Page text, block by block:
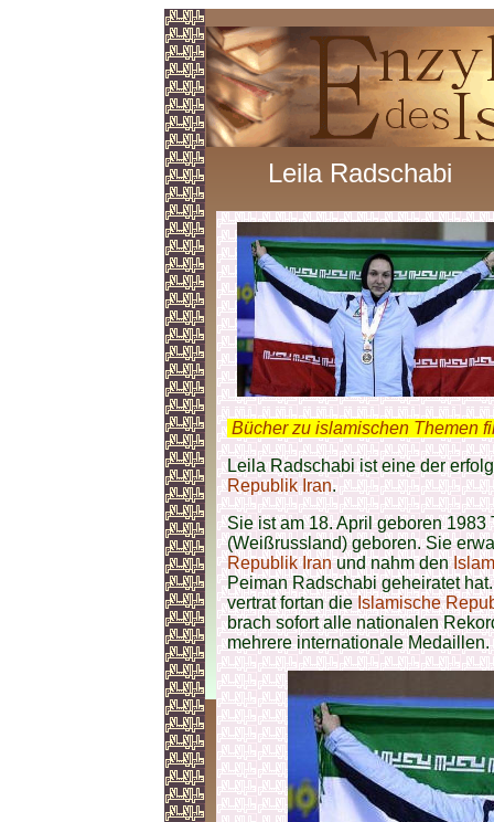
Leila Radschabi
Bücher zu islamischen Themen
Leila Radschabi ist eine der
Republik Iran.
Sie ist am 18. April geboren
(Weißrussland) geboren. Sie
Republik Iranund nahm denIslam
Peiman Radschabi geheiratet
vertrat fortan dieIslamische
brach sofort alle nationalen
mehrere internationale Medaillen.